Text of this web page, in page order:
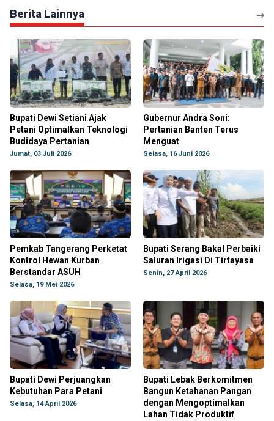
Berita Lainnya
Bupati Dewi Setiani Ajak
Petani Optimalkan Teknologi
Budidaya Pertanian
Jumat, 03 Juli 2026
Gubernur Andra Soni:
Pertanian Banten Terus
Menguat
Selasa, 16 Juni 2026
Pemkab Tangerang Perketat
Kontrol Hewan Kurban
Berstandar ASUH
Selasa, 19 Mei 2026
Bupati Serang Bakal Perbaiki
Saluran Irigasi Di Tirtayasa
Senin, 27 April 2026
Bupati Dewi Perjuangkan
Kebutuhan Para Petani
Selasa, 14 April 2026
Bupati Lebak Berkomitmen
Bangun Ketahanan Pangan
dengan Mengoptimalkan
Lahan Tidak Produktif